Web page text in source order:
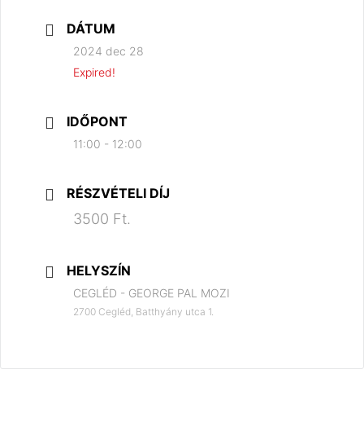
DÁTUM
2024 dec 28
Expired!
IDŐPONT
11:00 - 12:00
RÉSZVÉTELI DÍJ
3500 Ft.
HELYSZÍN
CEGLÉD - GEORGE PAL MOZI
2700 Cegléd, Batthyány utca 1.